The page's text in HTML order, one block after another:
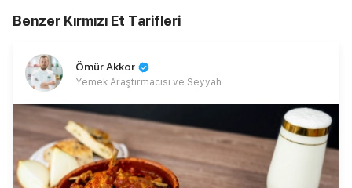
Benzer Kırmızı Et Tarifleri
Ömür Akkor
Yemek Araştırmacısı ve Seyyah